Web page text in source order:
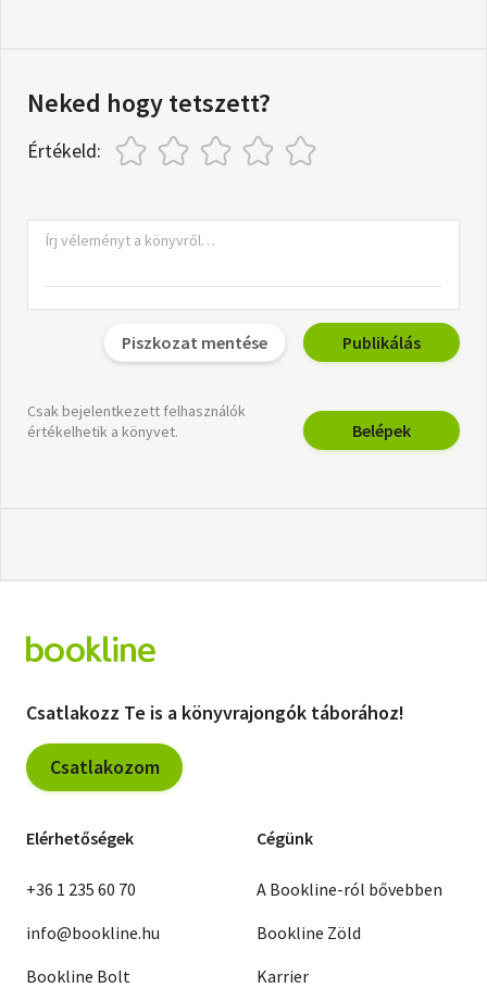
Neked hogy tetszett?
Értékeld:
Piszkozat mentése Publikálás
Csak bejelentkezett felhasználók
értékelhetik a könyvet.
Belépek
Csatlakozz Te is a könyvrajongók táborához!
Csatlakozom
Elérhetőségek
+36 1 235 60 70
info@bookline.hu
Bookline Bolt
Cégünk
A Bookline-ról bővebben
Bookline Zöld
Karrier